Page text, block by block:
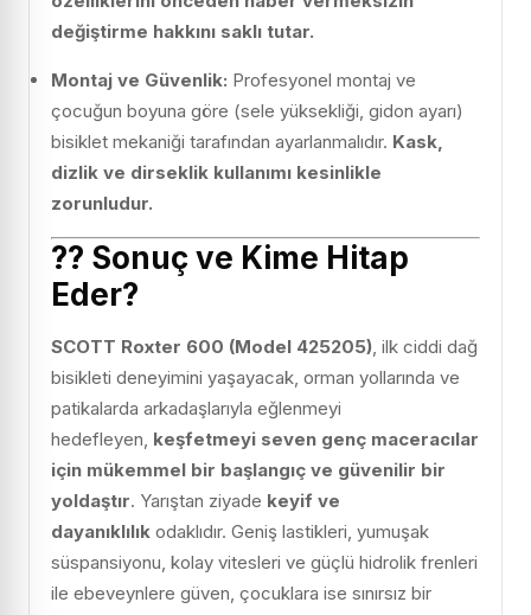
değiştirme hakkını saklı tutar.
Montaj ve Güvenlik: Profesyonel montaj ve
çocuğun boyuna göre (sele yüksekliği, gidon ayarı)
bisiklet mekaniği tarafından ayarlanmalıdır. Kask,
dizlik ve dirseklik kullanımı kesinlikle
zorunludur.
?? Sonuç ve Kime Hitap
Eder?
SCOTT Roxter 600 (Model 425205), ilk ciddi dağ
bisikleti deneyimini yaşayacak, orman yollarında ve
patikalarda arkadaşlarıyla eğlenmeyi
hedefleyen, keşfetmeyi seven genç maceracılar
için mükemmel bir başlangıç ve güvenilir bir
yoldaştır. Yarıştan ziyade keyif ve
dayanıklılık odaklıdır. Geniş lastikleri, yumuşak
süspansiyonu, kolay vitesleri ve güçlü hidrolik frenleri
ile ebeveynlere güven, çocuklara ise sınırsız bir